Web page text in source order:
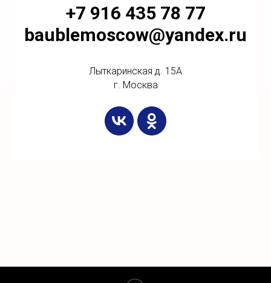
+7 916 435 78 77
baublemoscow@yandex.ru
Лыткаринская д. 15А
г. Москва